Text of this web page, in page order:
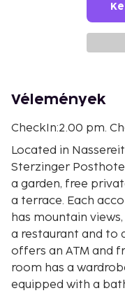
Vélemények
CheckIn:2.00 pm.
Located in
Sterzinger
a garden, free
a terrace. Each
has mountain
a restaurant and to
offers an ATM and
room has a
equipped with a